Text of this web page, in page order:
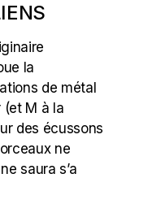
la
de métal
(et M à la
des écussons
ne
saura s’a